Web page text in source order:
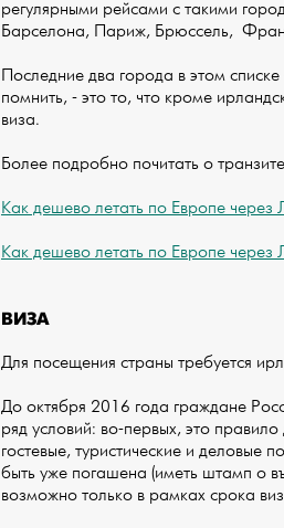
регулярными рейсами с такими
Барселона, Париж, Брюссель,
Последние два города в этом
помнить, - это то, что кроме
виза.
Более подробно почитать о
Как дешево летать по Европе через
Как дешево летать по Европе через
ВИЗА
Для посещения страны требуется
До октября 2016 года граждане
ряд условий: во-первых, это правило
гостевые, туристические и
быть уже погашена (иметь штамп о
возможно только в рамках срока